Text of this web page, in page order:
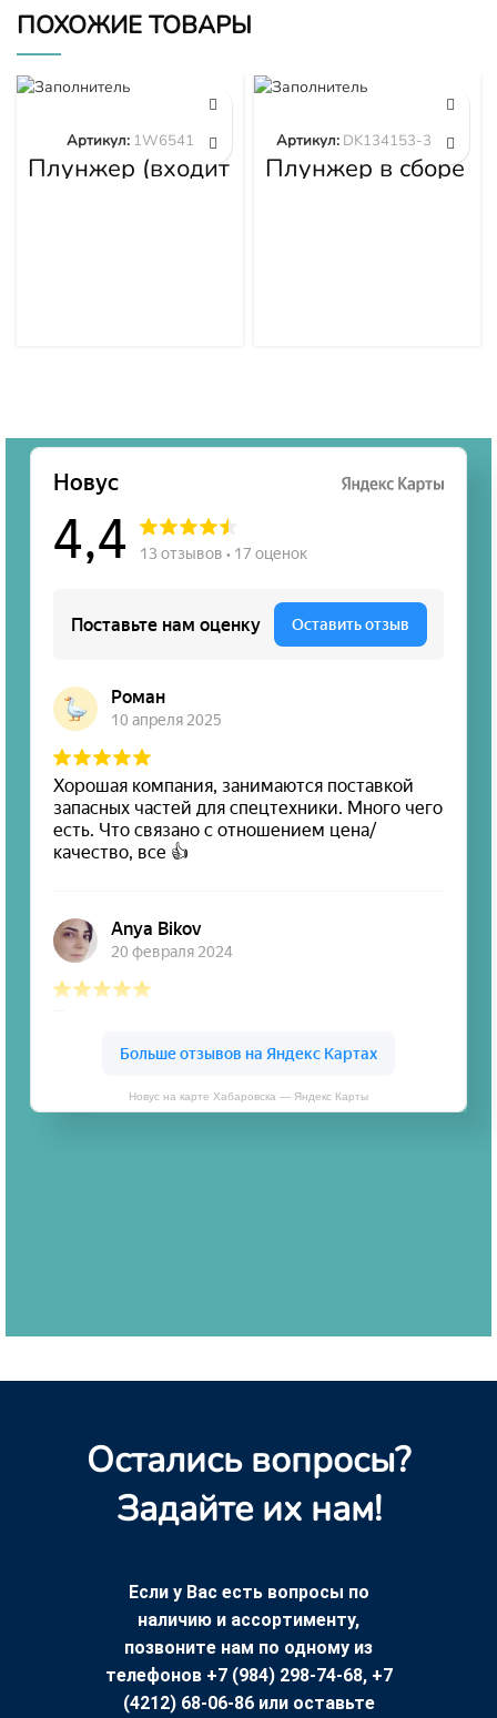
ПОХОЖИЕ ТОВАРЫ
Плунжер (входит
в 1W6539)
Артикул: 1W6541
Плунжер в сборе
DK134153-3520
Артикул: DK134153-3520
Новус на карте Хабаровска — Яндекс Карты
Остались вопросы?
Задайте их нам!
Если у Вас есть вопросы по
наличию и ассортименту,
позвоните нам по одному из
телефонов +7 (984) 298-74-68, +7
(4212) 68-06-86 или оставьте